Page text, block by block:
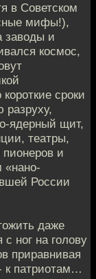
в Советском
мифы!),
заводы и
космос,
сроки
разруху,
ядерный щит,
театры,
и
«нано-
России
даже
ног на голову
приравнивая
к патриотам…